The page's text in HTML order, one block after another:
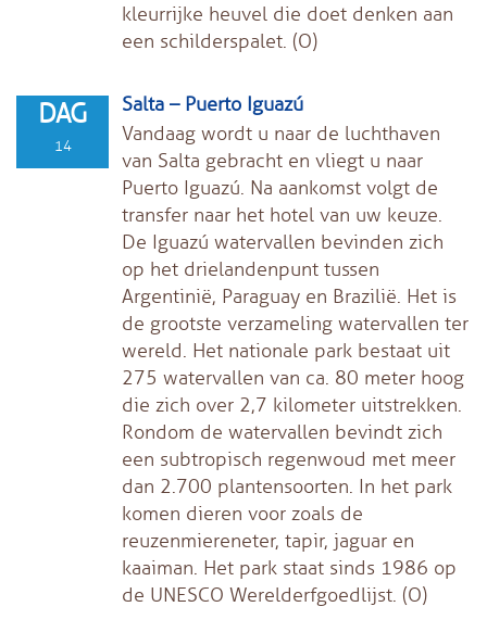
kleurrijke heuvel die doet denken aan
een schilderspalet. (O)
DAG
14
Salta – Puerto Iguazú
Vandaag wordt u naar de luchthaven
van Salta gebracht en vliegt u naar
Puerto Iguazú. Na aankomst volgt de
transfer naar het hotel van uw keuze.
De Iguazú watervallen bevinden zich
op het drielandenpunt tussen
Argentinië, Paraguay en Brazilië. Het is
de grootste verzameling watervallen ter
wereld. Het nationale park bestaat uit
275 watervallen van ca. 80 meter hoog
die zich over 2,7 kilometer uitstrekken.
Rondom de watervallen bevindt zich
een subtropisch regenwoud met meer
dan 2.700 plantensoorten. In het park
komen dieren voor zoals de
reuzenmiereneter, tapir, jaguar en
kaaiman. Het park staat sinds 1986 op
de UNESCO Werelderfgoedlijst. (O)